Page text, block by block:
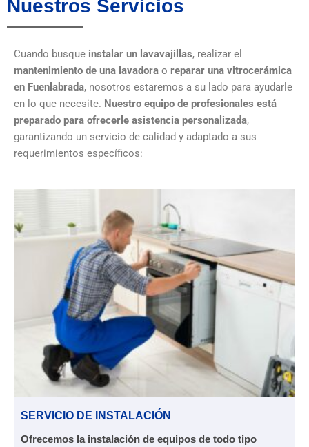
Nuestros Servicios
Cuando busque instalar un lavavajillas, realizar el
mantenimiento de una lavadora o reparar una vitrocerámica
en Fuenlabrada, nosotros estaremos a su lado para ayudarle
en lo que necesite. Nuestro equipo de profesionales está
preparado para ofrecerle asistencia personalizada,
garantizando un servicio de calidad y adaptado a sus
requerimientos específicos:
SERVICIO DE INSTALACIÓN
Ofrecemos la instalación de equipos de todo tipo